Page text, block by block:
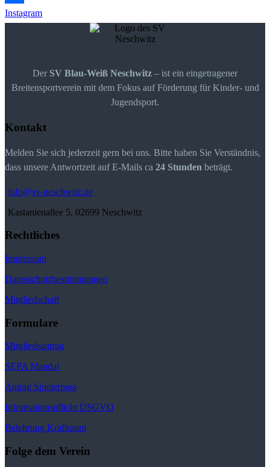
Instagram
Der SV Blau-Weiß Neschwitz – ist ein eingetragener
Breitensportverein mit dem Fokus auf Förderung für Kinder- und
Jugendsport.
Kontakt
Melden Sie sich jederzeit gern bei uns. Bitte haben Sie Verständnis,
dass unsere Antwortzeit auf E-Mails ca 24 Stunden beträgt.
info@sv-neschwitz.de
Kastanienallee 5, 02699 Neschwitz
Rechtliches
Impressum
Datenschutzbestimmungen
Mitgliedschaft
Formulare
Mitgliedsantrag
SEPA Mandat
Antrag Spielerpass
Informationspflicht DSGVO
Belehrung Kraftraum
Folge dem Verein